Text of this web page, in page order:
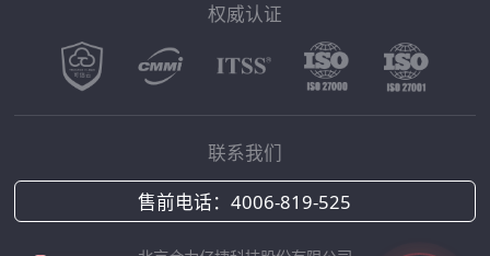
权威认证
联系我们
售前电话：4006-819-525